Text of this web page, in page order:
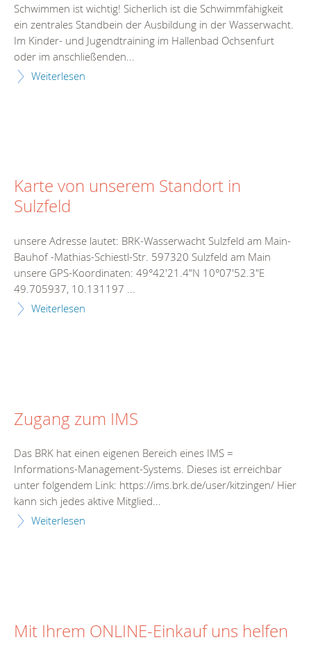
Schwimmen ist wichtig! Sicherlich ist die Schwimmfähigkeit
ein zentrales Standbein der Ausbildung in der Wasserwacht.
Im Kinder- und Jugendtraining im Hallenbad Ochsenfurt
oder im anschließenden...
Weiterlesen
Karte von unserem Standort in
Sulzfeld
unsere Adresse lautet: BRK-Wasserwacht Sulzfeld am Main-
Bauhof -Mathias-Schiestl-Str. 597320 Sulzfeld am Main
unsere GPS-Koordinaten: 49°42'21.4"N 10°07'52.3"E
49.705937, 10.131197 ...
Weiterlesen
Zugang zum IMS
Das BRK hat einen eigenen Bereich eines IMS =
Informations-Management-Systems. Dieses ist erreichbar
unter folgendem Link: https://ims.brk.de/user/kitzingen/ Hier
kann sich jedes aktive Mitglied...
Weiterlesen
Mit Ihrem ONLINE-Einkauf uns helfen